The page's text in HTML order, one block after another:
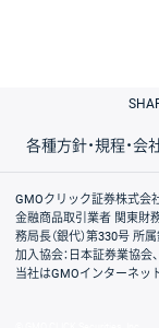
各種方針・規程・会
取引規程・約款
サイトマップ
その他のご案内
個人情報保護方
最良執行方針
サイトのご利用
ディスクレイマ
信託保全
リスク説明
会社案内
GMOクリック証券株式会
金融商品取引業者 関東財
務局長（銀代）第330号 所
加入協会：日本証券業協会
当社はGMOインターネッ